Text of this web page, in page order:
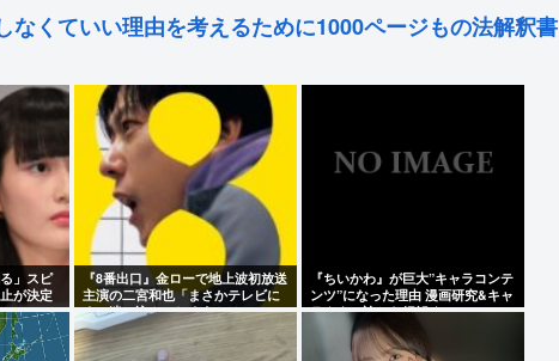
なくていい理由を考えるために1000ページもの法解釈書
」スピ
が決定
『8番出口』金ローで地上波初放送
主演の二宮和也「まさかテレビに
まで迷い込んでしまうとは」
『ちいかわ』が巨大”キャラコンテ
ンツ”になった理由 漫画研究&キャ
ラクター論から紐解く